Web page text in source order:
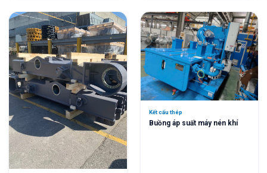
Kết cấu thép
Buồng áp suất máy nén khí